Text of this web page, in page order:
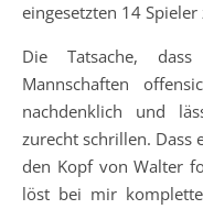
eingesetzten 14
Die Tatsache,
Mannschaften
nachdenklich und
zurecht schrillen. Dass
den Kopf von Walter
löst bei mir